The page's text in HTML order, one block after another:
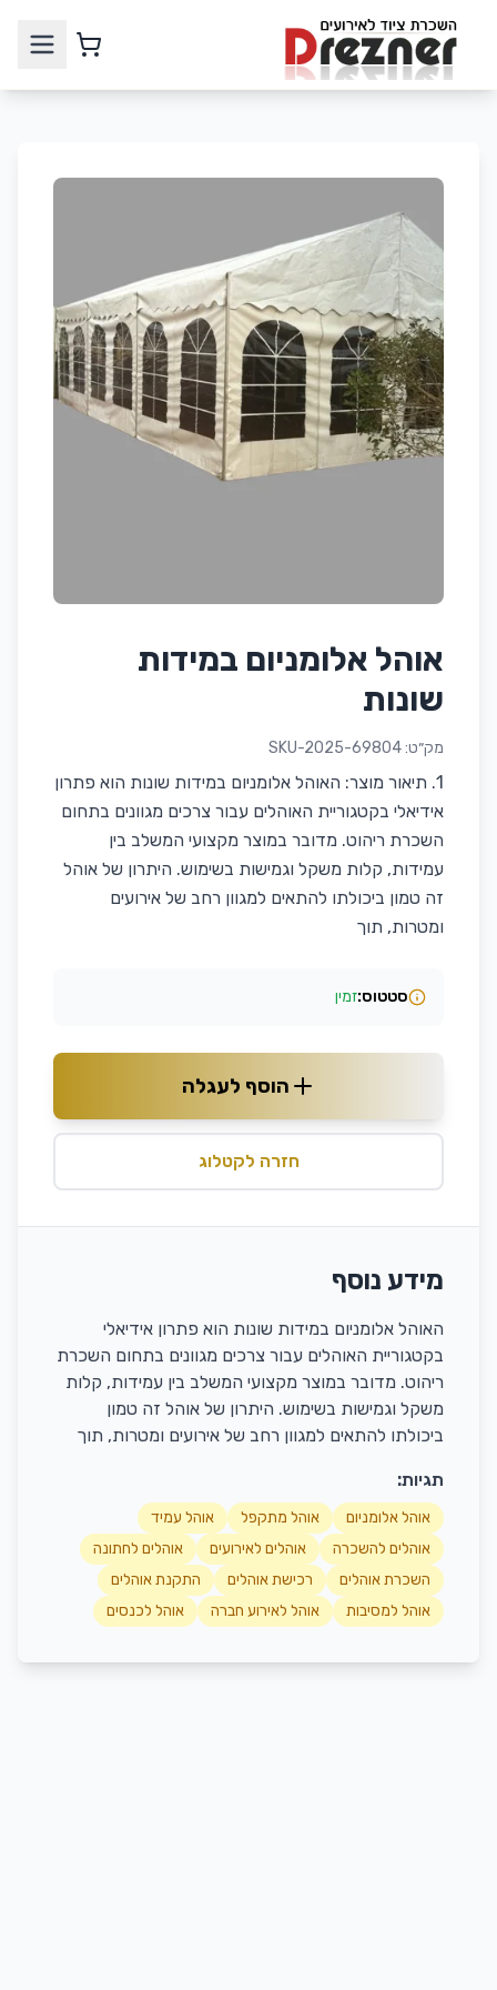
אוהל אלומניום במידות
שונות
מק״ט:SKU-2025-69804
1. תיאור מוצר: האוהל אלומניום במידות שונות הוא פתרון
אידיאלי בקטגוריית האוהלים עבור צרכים מגוונים בתחום
השכרת ריהוט. מדובר במוצר מקצועי המשלב בין
עמידות, קלות משקל וגמישות בשימוש. היתרון של אוהל
זה טמון ביכולתו להתאים למגוון רחב של אירועים
ומטרות, תוך
סטטוס:זמין
הוסף לעגלה
חזרה לקטלוג
מידע נוסף
האוהל אלומניום במידות שונות הוא פתרון אידיאלי
בקטגוריית האוהלים עבור צרכים מגוונים בתחום השכרת
ריהוט. מדובר במוצר מקצועי המשלב בין עמידות, קלות
משקל וגמישות בשימוש. היתרון של אוהל זה טמון
ביכולתו להתאים למגוון רחב של אירועים ומטרות, תוך
תגיות:
אוהל אלומניום אוהל מתקפל
אוהל עמיד
אוהלים להשכרה
אוהלים לאירועים
אוהלים לחתונה
השכרת אוהלים
רכישת אוהלים
התקנת אוהלים
אוהל למסיבות
אוהל לאירוע חברה אוהל לכנסים